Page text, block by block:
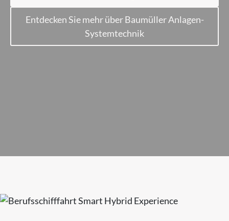
Entdecken Sie mehr über Baumüller Anlagen-
Systemtechnik